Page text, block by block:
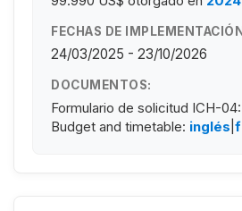
FECHAS DE
24/03/2025 - 23/10/2026
DOCUMENTOS:
Formulario de solicitud ICH-04:
Budget and timetable: inglés